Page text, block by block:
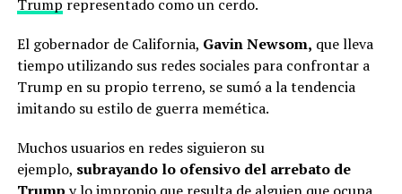
Trump representado como un cerdo.
El gobernador de California, Gavin Newsom, que lleva
tiempo utilizando sus redes sociales para confrontar a
Trump en su propio terreno, se sumó a la tendencia
imitando su estilo de guerra memética.
Muchos usuarios en redes siguieron su
ejemplo, subrayando lo ofensivo del arrebato de